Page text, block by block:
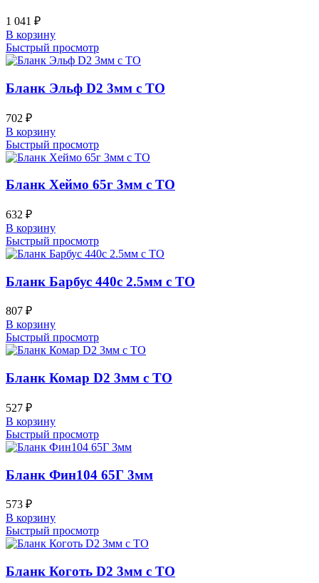
1 041 ₽
В корзину
Быстрый просмотр
Бланк Эльф D2 3мм с ТО
702 ₽
В корзину
Быстрый просмотр
Бланк Хеймо 65г 3мм с ТО
632 ₽
В корзину
Быстрый просмотр
Бланк Барбус 440c 2.5мм с ТО
807 ₽
В корзину
Быстрый просмотр
Бланк Комар D2 3мм с ТО
527 ₽
В корзину
Быстрый просмотр
Бланк Фин104 65Г 3мм
573 ₽
В корзину
Быстрый просмотр
Бланк Коготь D2 3мм с ТО